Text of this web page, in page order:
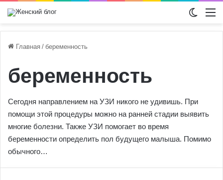
Главная / беременность
беременность
Сегодня направлением на УЗИ никого не удивишь. При
помощи этой процедуры можно на ранней стадии выявить
многие болезни. Также УЗИ помогает во время
беременности определить пол будущего малыша. Помимо
обычного…